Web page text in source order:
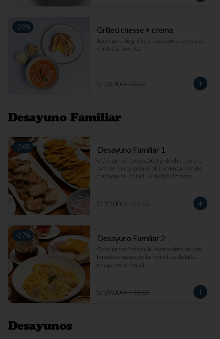
-29% Grilled chesse + crema
Acompaña tu grilled chesse con tu crema de
verduras favorita.
S/ 26.90S/ 38.00
Desayuno Familiar
-26% Desayuno Familiar 1
Ocho panes francés, 500 gr de chicharrón,
camote frito y salsa criolla, acompañado de
dos tamales. no incluye bebida. imagen
S/ 93.00S/ 126.50
-37% Desayuno Familiar 2
Ocho panes francés, huevos a elección, dos
tamales y salsa criolla. no incluye bebida.
imagen referencial.
S/ 89.00S/ 141.20
Desayunos